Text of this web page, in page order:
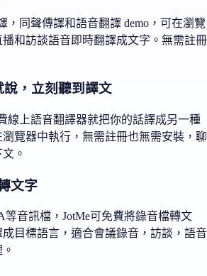
，同聲傳譯和語音翻譯 demo，可在瀏覽
和訪談語音即時翻譯成文字。無需註冊
，立刻聽到譯文
線上語音翻譯器就把你的話譯成另一種
覽器中執行，無需註冊也無需安裝，聊
。
文字
等音訊檔，JotMe可免費將錄音檔轉文
目標語言，適合會議錄音，訪談，語音